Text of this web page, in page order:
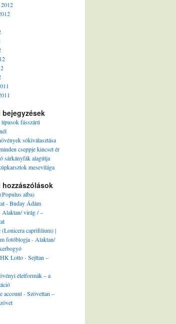
típusok fásszárú
sókiválasztása
cseppje kincset ér
sárkányfák alagútja
mesevilága
alba)
- Buday Ádám
Alaktan/ virág / –
(Lonicera caprifilium) |
fotóblogja- Alaktan/
Lotto-Sejttan –
életformák – a
account-Szövettan –